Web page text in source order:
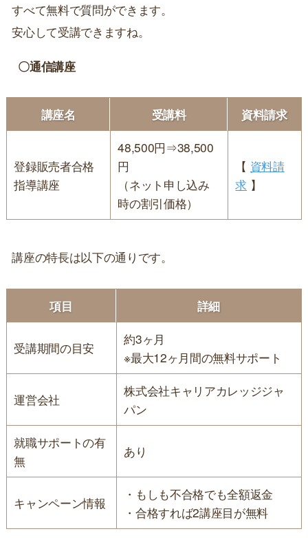
すべて無料で質問ができます。
安心して受講できますね。
〇通信講座
講座名 受講料 資料請求
登録販売者合格
指導講座
48,500円⇒38,500
円
（ネット申し込み
時の割引価格）
【 資料請
求 】
講座の特長は以下の通りです。
項目 詳細
受講期間の目安
約3ヶ月
※最大12ヶ月間の無料サポート
運営会社
株式会社キャリアカレッジジャ
パン
就職サポートの有
無
あり
キャンペーン情報
・もしも不合格でも全額返金
・合格すれば2講座目が無料